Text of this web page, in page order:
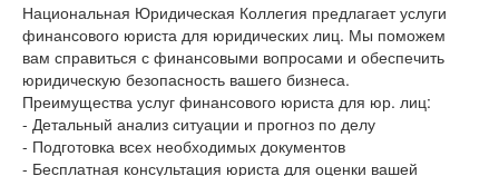
Национальная Юридическая Коллегия предлагает услуги
финансового юриста для юридических лиц. Мы поможем
вам справиться с финансовыми вопросами и обеспечить
юридическую безопасность вашего бизнеса.
Преимущества услуг финансового юриста для юр. лиц:
- Детальный анализ ситуации и прогноз по делу
- Подготовка всех необходимых документов
- Бесплатная консультация юриста для оценки вашей